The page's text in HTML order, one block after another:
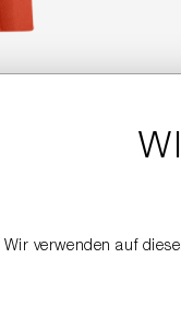
Wir verwenden auf